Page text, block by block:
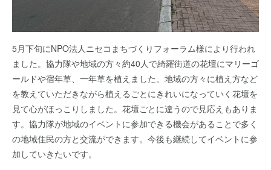
5月下旬にNPO法人ニセコまちづくりフォーラム様により行われ
ました。協力隊や地域の方々約40人で綺羅街道の花壇にマリーゴ
ールドや宿年草、一年草を植えました。地域の方々に植え方など
を教えていただきながら植えるごとにきれいになっていく花壇を
見て心がほっこりしました。花壇ごとに違うので見応えもありま
す。協力隊が地域のイベントに参加できる機会があることで多く
の地域住民の方と交流ができます。今後も継続してイベントに参
加していきたいです。